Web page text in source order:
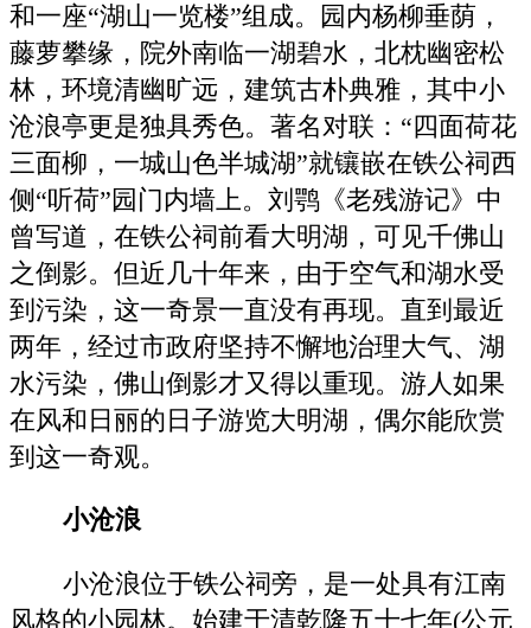
和一座“湖山一览楼”组成。园内杨柳垂荫，
藤萝攀缘，院外南临一湖碧水，北枕幽密松
林，环境清幽旷远，建筑古朴典雅，其中小
沧浪亭更是独具秀色。著名对联：“四面荷花
三面柳，一城山色半城湖”就镶嵌在铁公祠西
侧“听荷”园门内墙上。刘鹗《老残游记》中
曾写道，在铁公祠前看大明湖，可见千佛山
之倒影。但近几十年来，由于空气和湖水受
到污染，这一奇景一直没有再现。直到最近
两年，经过市政府坚持不懈地治理大气、湖
水污染，佛山倒影才又得以重现。游人如果
在风和日丽的日子游览大明湖，偶尔能欣赏
到这一奇观。
小沧浪
小沧浪位于铁公祠旁，是一处具有江南
风格的小园林。始建于清乾隆五十七年(公元